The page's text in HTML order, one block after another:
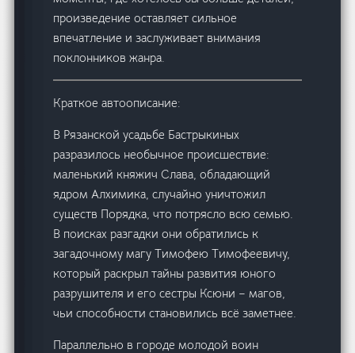
произведение оставляет сильное
впечатление и заслуживает внимания
поклонников жанра.
Краткое автоописание:
В Рязанской усадьбе Бастрыкиных
разразилось необычное происшествие:
маленький княжич Слава, обладающий
ядром Алхимика, случайно уничтожил
существ Порядка, что потрясло всю семью.
В поисках разгадки они обратились к
загадочному магу Тимофею Тимофеевичу,
который раскрыл тайны развития юного
разрушителя и его сестры Ксюни – магов,
чьи способности становились всё заметнее.
Параллельно в городе молодой воин